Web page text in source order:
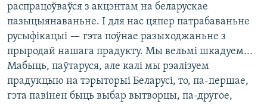
распрацоўваўся з акцэнтам на беларускае
пазыцыянаваньне. І для нас цяпер патрабаваньне
русыфікацыі — гэта поўнае разыходжаньне з
прыродай нашага прадукту. Мы вельмі шкадуем...
Мабыць, паўтаруся, але калі мы рэалізуем
прадукцыю на тэрыторыі Беларусі, то, па-першае,
гэта павінен быць выбар вытворцы, па-другое,